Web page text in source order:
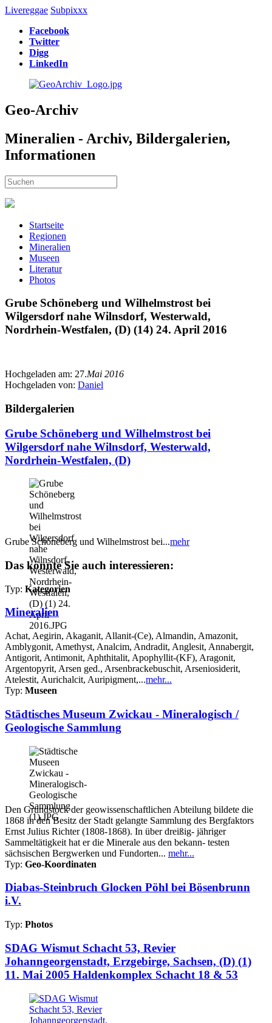
Livereggae Subpixxx
Facebook
Twitter
Digg
LinkedIn
Geo-Archiv
Mineralien - Archiv, Bildergalerien,
Informationen
Startseite
Regionen
Mineralien
Museen
Literatur
Photos
Grube Schöneberg und Wilhelmstrost bei
Wilgersdorf nahe Wilnsdorf, Westerwald,
Nordrhein-Westfalen, (D) (14) 24. April 2016
Hochgeladen am: 27.Mai 2016
Hochgeladen von: Daniel
Bildergalerien
Grube Schöneberg und Wilhelmstrost bei
Wilgersdorf nahe Wilnsdorf, Westerwald,
Nordrhein-Westfalen, (D)
Grube Schöneberg und Wilhelmstrost bei...mehr
Das könnte Sie auch interessieren:
Typ: Kategorien
Mineralien
Achat, Aegirin, Akaganit, Allanit-(Ce), Almandin, Amazonit,
Amblygonit, Amethyst, Analcim, Andradit, Anglesit, Annabergit,
Antigorit, Antimonit, Aphthitalit, Apophyllit-(KF), Aragonit,
Argentopyrit, Arsen ged., Arsenbrackebuschit, Arseniosiderit,
Atelestit, Aurichalcit, Auripigment,...mehr...
Typ: Museen
Städtisches Museum Zwickau - Mineralogisch /
Geologische Sammlung
Den Grundstock der geowissenschaftlichen Abteilung bildete die
1868 in den Besitz der Stadt gelangte Sammlung des Bergfaktors
Ernst Julius Richter (1808-1868). In über dreißig- jähriger
Sammeltätigkeit hat er die Minerale aus den bekann- testen
sächsischen Bergwerken und Fundorten... mehr...
Typ: Geo-Koordinaten
Diabas-Steinbruch Glocken Pöhl bei Bösenbrunn
i.V.
Typ: Photos
SDAG Wismut Schacht 53, Revier
Johanngeorgenstadt, Erzgebirge, Sachsen, (D) (1)
11. Mai 2005 Haldenkomplex Schacht 18 & 53